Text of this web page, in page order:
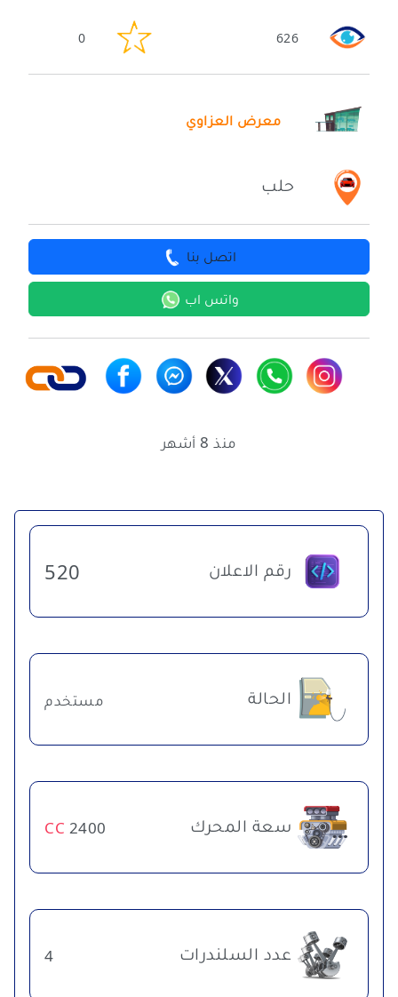
626
0
معرض العزاوي
حلب
اتصل بنا
واتس اب
منذ 8 أشهر
رقم الاعلان 520
الحالة مستخدم
سعة المحرك 2400
CC
عدد السلندرات 4